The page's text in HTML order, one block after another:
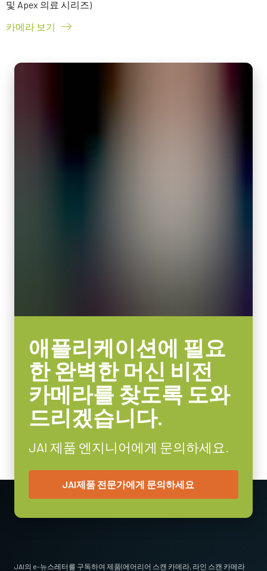
및 Apex 의료 시리즈)
카메라 보기
애플리케이션에 필요
한 완벽한 머신 비전
카메라를 찾도록 도와
드리겠습니다.
JAI 제품 엔지니어에게 문의하세요.
JAI제품 전문가에게 문의하세요
JAI의 e-뉴스레터를 구독하여 제품(에어리어 스캔 카메라, 라인 스캔 카메라